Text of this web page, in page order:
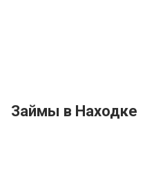
Займы в Находке